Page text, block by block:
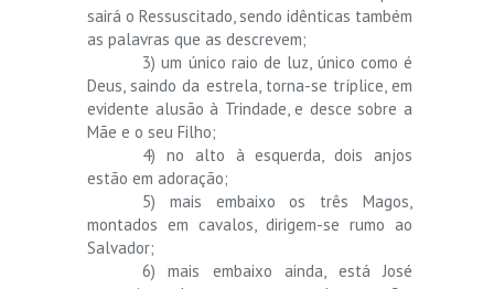
sairá o Ressuscitado, sendo idênticas também
as palavras que as descrevem;
3) um único raio de luz, único como é
Deus, saindo da estrela, torna-se tríplice, em
evidente alusão à Trindade, e desce sobre a
Mãe e o seu Filho;
4) no alto à esquerda, dois anjos
estão em adoração;
5) mais embaixo os três Magos,
montados em cavalos, dirigem-se rumo ao
Salvador;
6) mais embaixo ainda, está José